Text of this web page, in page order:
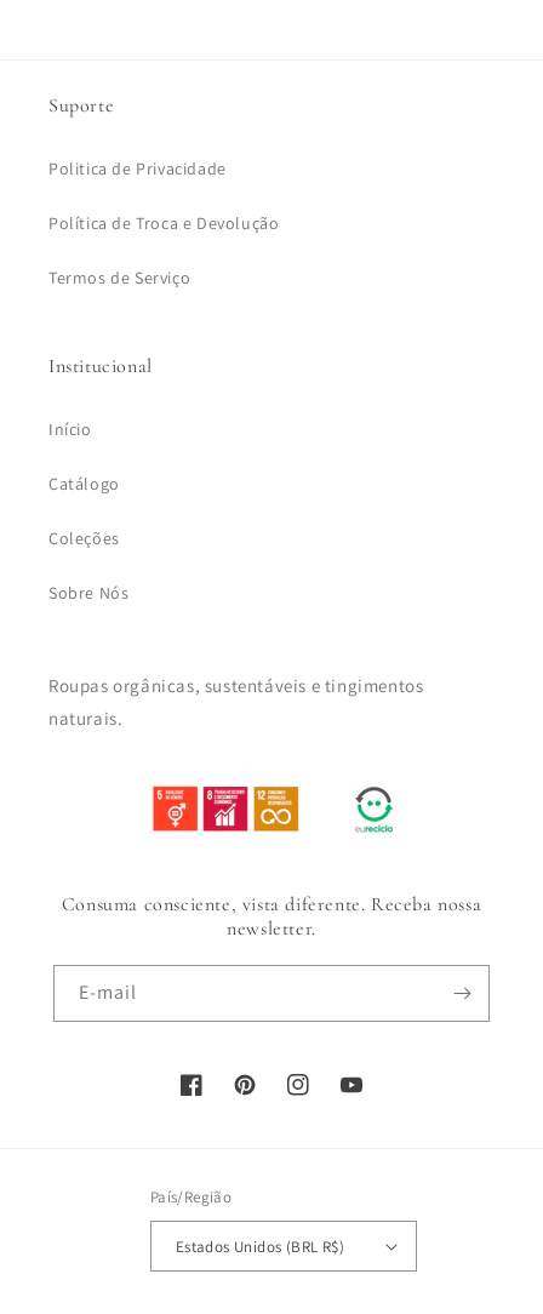
Suporte
Politica de Privacidade
Política de Troca e Devolução
Termos de Serviço
Institucional
Início
Catálogo
Coleções
Sobre Nós
Roupas orgânicas, sustentáveis e tingimentos
naturais.
Consuma consciente, vista diferente. Receba nossa
newsletter.
E-mail
FacebookPinterestInstagramYouTube
País/Região
Estados Unidos (BRL R$)